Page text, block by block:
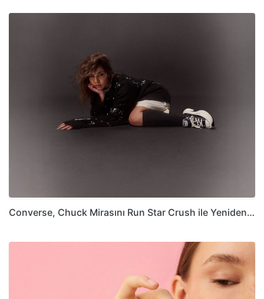
Converse, Chuck Mirasını Run Star Crush ile Yeniden…